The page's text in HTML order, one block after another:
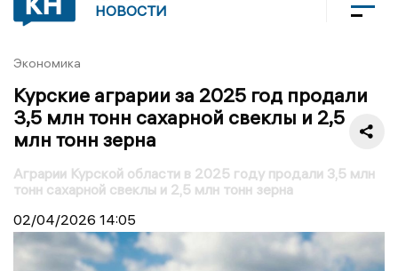
НОВОСТИ
Экономика
Курские аграрии за 2025 год продали
3,5 млн тонн сахарной свеклы и 2,5
млн тонн зерна
Аграрии Курской области в 2025 году продали 3,5 млн
тонн сахарной свеклы и 2,5 млн тонн зерна
02/04/2026 14:05